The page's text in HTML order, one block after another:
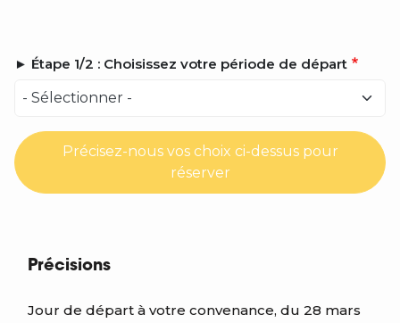
► Étape 1/2 : Choisissez votre période de départ
Précisez-nous vos choix ci-dessus pour
réserver
Précisions
Jour de départ à votre convenance, du 28 mars